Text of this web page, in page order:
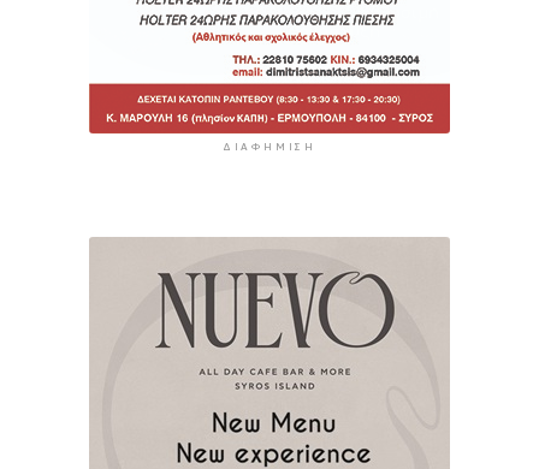
ΔΙΑΦΉΜΙΣΗ